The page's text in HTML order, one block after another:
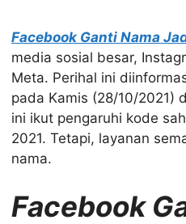
Facebook Ganti Nama
media sosial besar,
Meta. Perihal ini
pada Kamis (28/10/2021)
ini ikut pengaruhi kode
2021. Tetapi, layanan
nama.
Facebook